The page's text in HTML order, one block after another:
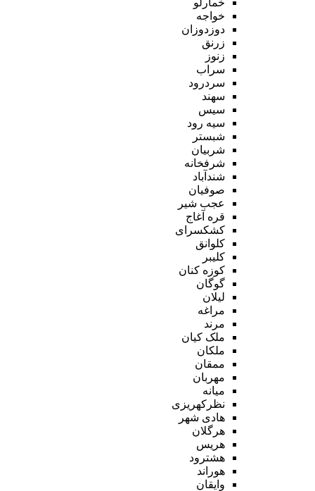
خواجه
دوزدوزان
زرنق
زنوز
سراب
سردرود
سهند
سیس
سیه رود
شبستر
شربیان
شرفخانه
شندآباد
صوفیان
عجب شیر
قره آغاج
کشکسرای
کلوانق
کلیبر
کوزه کنان
گوگان
لیلان
مراغه
مرند
ملک کیان
ملکان
ممقان
مهربان
میانه
نظرکهریزی
هادی شهر
هرگلان
هریس
هشترود
هوراند
وایقان